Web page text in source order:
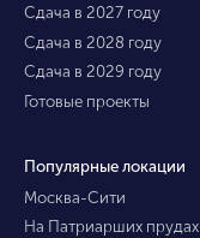
Сдача в 2027 году
Сдача в 2028 году
Сдача в 2029 году
Готовые проекты
Популярные локации
Москва-Сити
На Патриарших прудах